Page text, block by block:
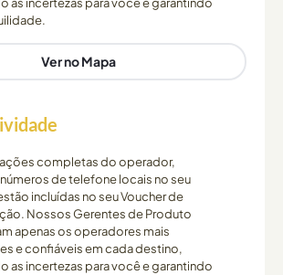
Ver no Mapa
completas do operador,
de telefone locais no seu
incluídas no seu Voucher de
Nossos Gerentes de Produto
apenas os operadores mais
e confiáveis em cada destino,
as incertezas para você e garantindo